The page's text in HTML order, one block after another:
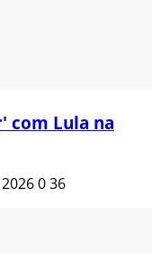
com Lula na
036